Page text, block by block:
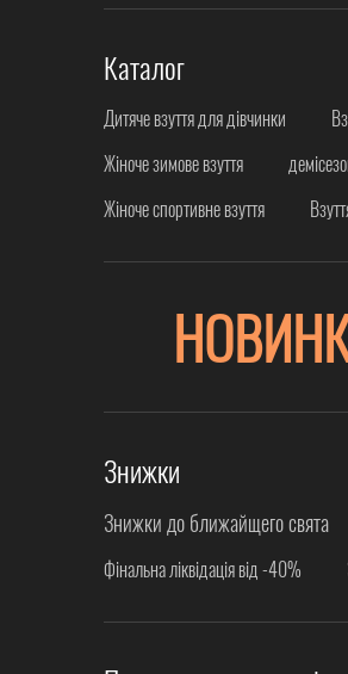
Каталог
Дитяче взуття для дівчинки
Жіноче зимове взуття
Жіноче спортивне взуття
Знижки
Знижки до ближайщего свята
Фінальна ліквідація від -40%